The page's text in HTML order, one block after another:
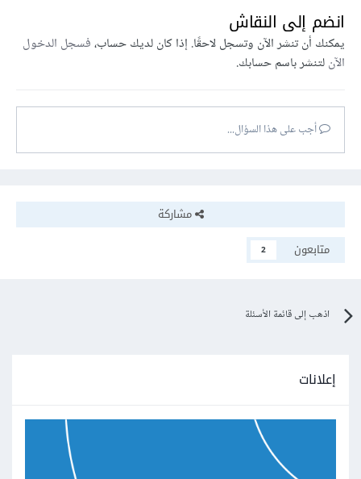
انضم إلى النقاش
يمكنك أن تنشر الآن وتسجل لاحقًا. إذا كان لديك حساب،فسجل الدخول
الآنلتنشر باسم حسابك.
أجب على هذا السؤال...
مشاركة
متابعون
2
اذهب إلى قائمة الأسئلة
إعلانات